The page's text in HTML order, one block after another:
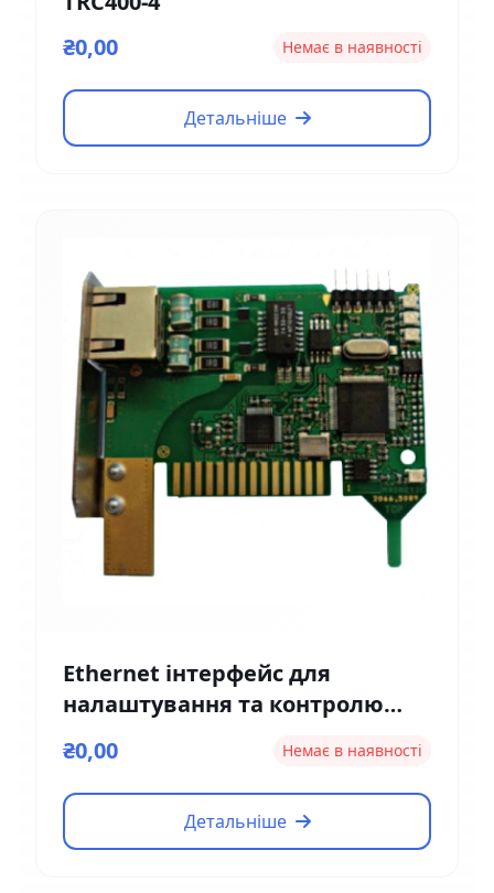
₴0,00
Немає в наявності
Детальніше
Ethernet інтерфейс для
налаштування та контролю
₴0,00 Немає в наявності
Детальніше